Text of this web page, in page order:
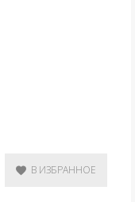
В ИЗБРАННОЕ